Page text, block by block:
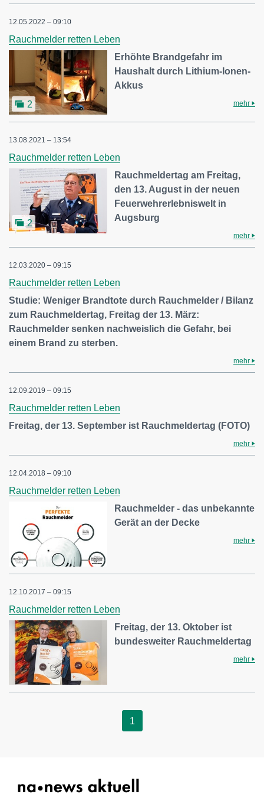
12.05.2022 – 09:10
Rauchmelder retten Leben
2
Erhöhte Brandgefahr im
Haushalt durch Lithium-Ionen-
Akkus
mehr
13.08.2021 – 13:54
Rauchmelder retten Leben
2
Rauchmeldertag am Freitag,
den 13. August in der neuen
Feuerwehrerlebniswelt in
Augsburg
mehr
12.03.2020 – 09:15
Rauchmelder retten Leben
Studie: Weniger Brandtote durch Rauchmelder / Bilanz
zum Rauchmeldertag, Freitag der 13. März:
Rauchmelder senken nachweislich die Gefahr, bei
einem Brand zu sterben.
mehr
12.09.2019 – 09:15
Rauchmelder retten Leben
Freitag, der 13. September ist Rauchmeldertag (FOTO)
mehr
12.04.2018 – 09:10
Rauchmelder retten Leben
Rauchmelder - das unbekannte
Gerät an der Decke
mehr
12.10.2017 – 09:15
Rauchmelder retten Leben
Freitag, der 13. Oktober ist
bundesweiter Rauchmeldertag
mehr
1